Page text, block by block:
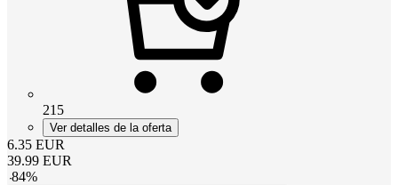
215
Ver detalles de la oferta
6.35 EUR
39.99 EUR
-84%